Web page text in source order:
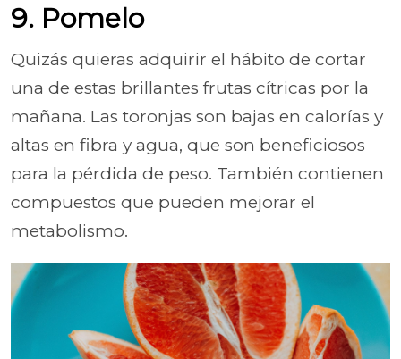
9. Pomelo
Quizás quieras adquirir el hábito de cortar
una de estas brillantes frutas cítricas por la
mañana. Las toronjas son bajas en calorías y
altas en fibra y agua, que son beneficiosos
para la pérdida de peso. También contienen
compuestos que pueden mejorar el
metabolismo.